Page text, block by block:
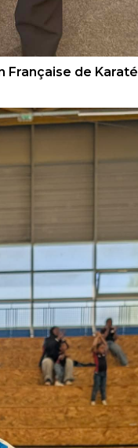
Française de Karaté